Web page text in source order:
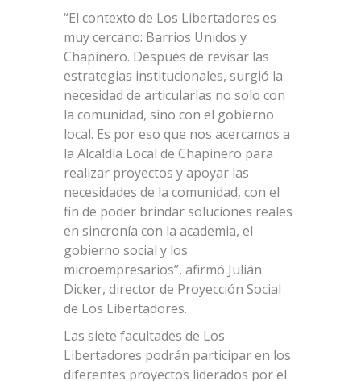
“El contexto de Los Libertadores es
muy cercano: Barrios Unidos y
Chapinero. Después de revisar las
estrategias institucionales, surgió la
necesidad de articularlas no solo con
la comunidad, sino con el gobierno
local. Es por eso que nos acercamos a
la Alcaldía Local de Chapinero para
realizar proyectos y apoyar las
necesidades de la comunidad, con el
fin de poder brindar soluciones reales
en sincronía con la academia, el
gobierno social y los
microempresarios”, afirmó Julián
Dicker, director de Proyección Social
de Los Libertadores.
Las siete facultades de Los
Libertadores podrán participar en los
diferentes proyectos liderados por el